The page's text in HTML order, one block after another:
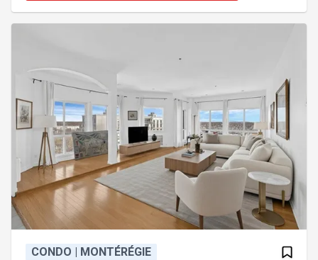
CONDO | MONTÉRÉGIE